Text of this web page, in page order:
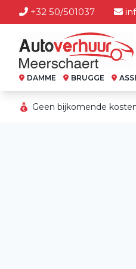
+32 50/501037
DAMME BRUGGE
Geen bijkomende